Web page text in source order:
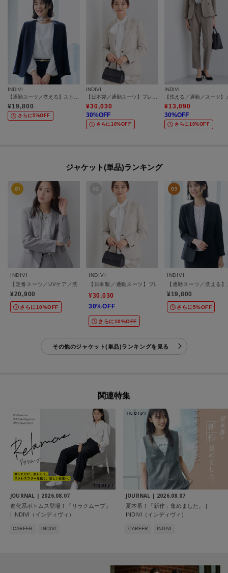
INDIVI
¥19,800
さらに5%OFF
INDIVI
¥30,030
30%OFF
さらに10%OFF
INDIVI
¥13,090
30%OFF
さらに10%OFF
ジャケット(単品)ランキング
INDIVI
【定番スーツ／UVケア／洗える】ウール調テーラードジャケット
¥20,900
さらに10%OFF
INDIVI
【日本製／通勤スーツ】プレシャスドビー テーラード
¥30,030
30%OFF
さらに10%OFF
INDIVI
【通勤スーツ／洗える
¥19,800
さらに5%OFF
その他のジャケット(単品)ランキングを見る
関連特集
JOURNAL | 2026.08.07
進化系ボトムス登場！『リラクムーブ』
| INDIVI（インディヴィ）
CAREER INDIVI
JOURNAL | 2026.08.07
夏本番！「新作」集めました。 |
INDIVI（インディヴィ）
CAREER INDIVI